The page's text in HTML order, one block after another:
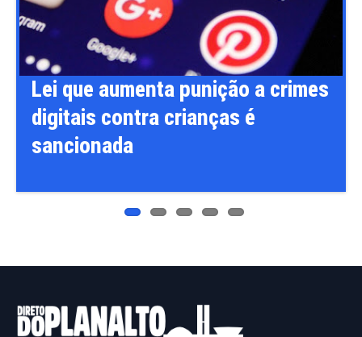
Lei que aumenta punição a crimes
digitais contra crianças é
sancionada
Previ
ous
Next